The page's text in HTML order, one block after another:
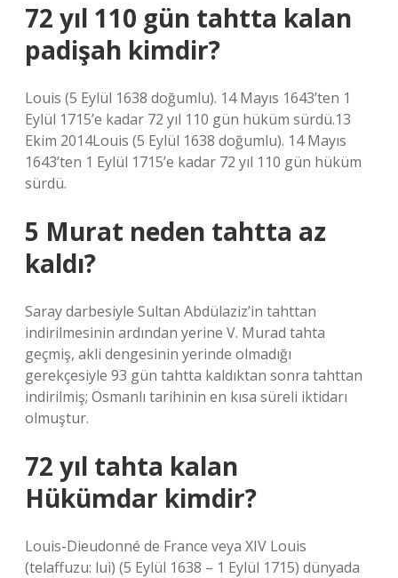
72 yıl 110 gün tahtta kalan
padişah kimdir?
Louis (5 Eylül 1638 doğumlu). 14 Mayıs 1643’ten 1
Eylül 1715’e kadar 72 yıl 110 gün hüküm sürdü.13
Ekim 2014Louis (5 Eylül 1638 doğumlu). 14 Mayıs
1643’ten 1 Eylül 1715’e kadar 72 yıl 110 gün hüküm
sürdü.
5 Murat neden tahtta az
kaldı?
Saray darbesiyle Sultan Abdülaziz’in tahttan
indirilmesinin ardından yerine V. Murad tahta
geçmiş, akli dengesinin yerinde olmadığı
gerekçesiyle 93 gün tahtta kaldıktan sonra tahttan
indirilmiş; Osmanlı tarihinin en kısa süreli iktidarı
olmuştur.
72 yıl tahta kalan
Hükümdar kimdir?
Louis-Dieudonné de France veya XIV Louis
(telaffuzu: lui) (5 Eylül 1638 – 1 Eylül 1715) dünyada